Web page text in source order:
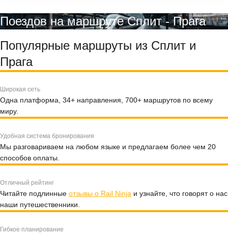
Поездов на маршруте Сплит - Прага
Популярные маршруты из Сплит и
Прага
Широкая сеть
Одна платформа, 34+ направления, 700+ маршрутов по всему
миру.
Удобная система бронирования
Мы разговариваем на любом языке и предлагаем более чем 20
способов оплаты.
Отличный рейтинг
Читайте подлинные отзывы о Rail Ninja и узнайте, что говорят о нас
наши путешественники.
Гибкое планирование